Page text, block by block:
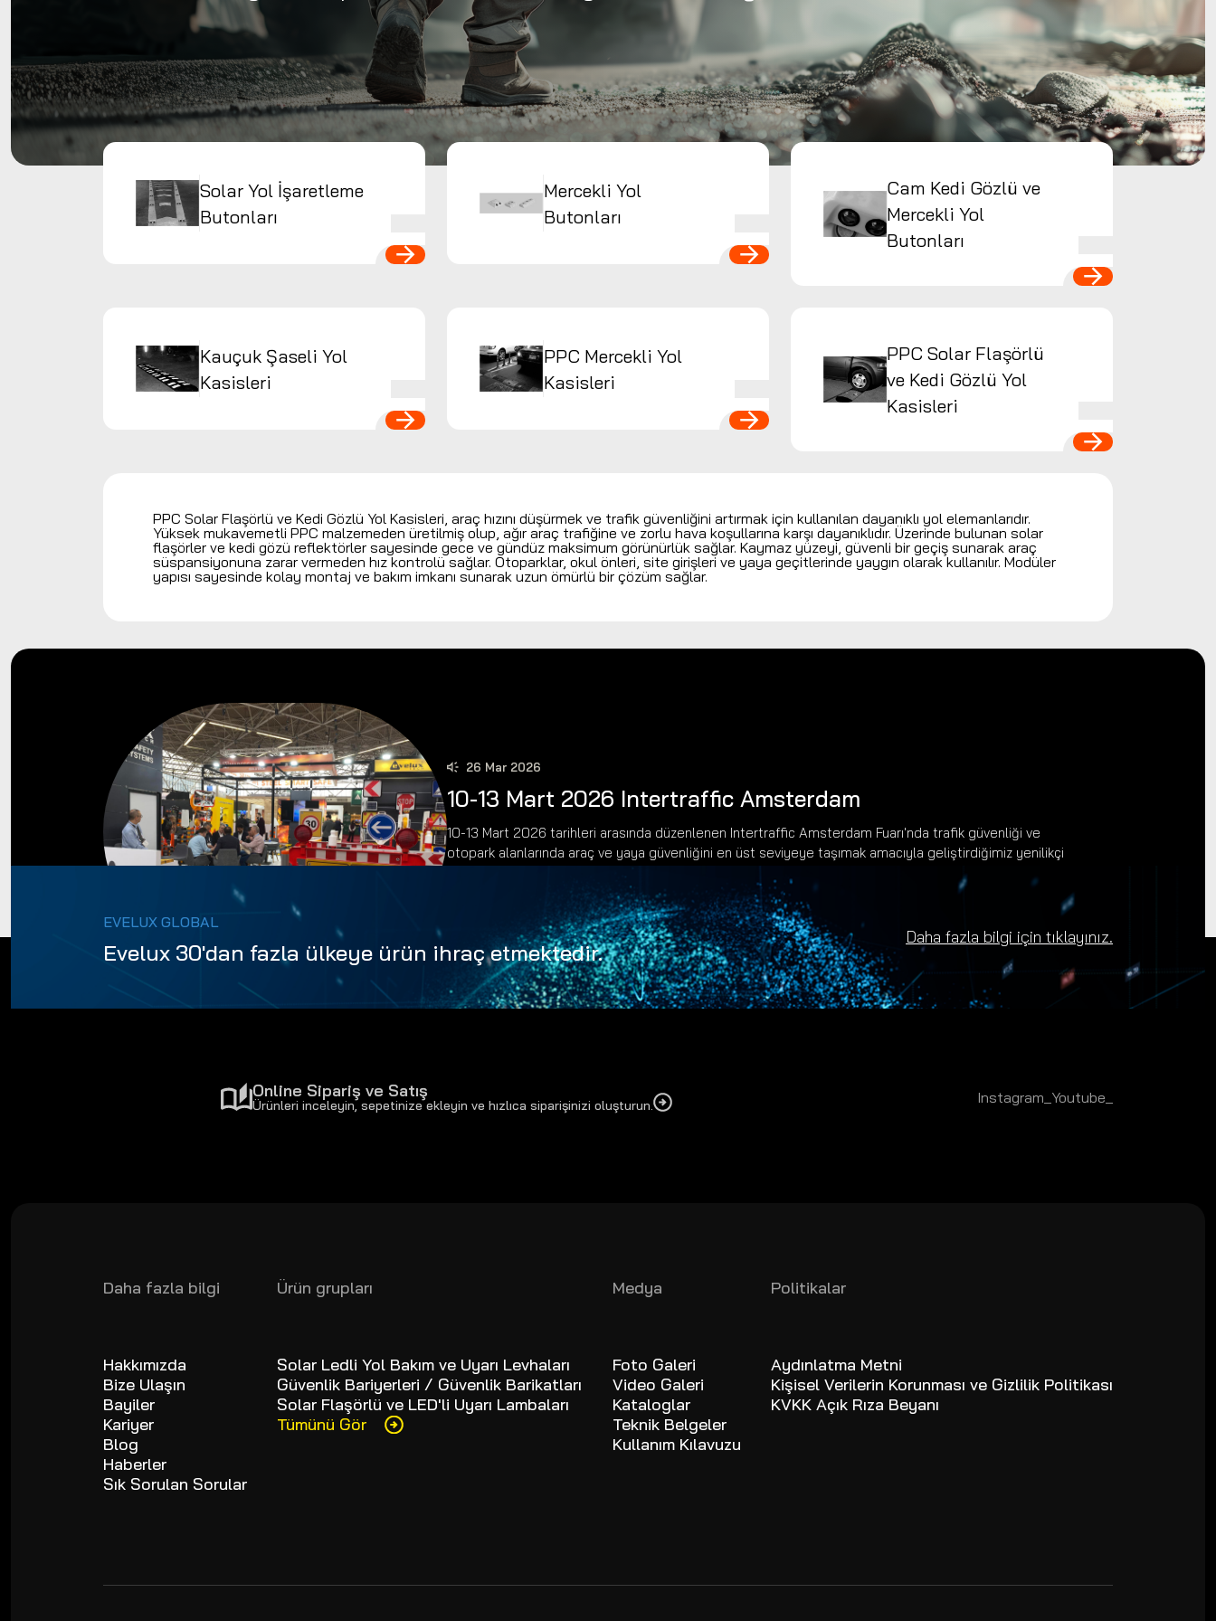
Solar Yol İşaretleme
Butonları
Mercekli Yol
Butonları
Cam Kedi Gözlü ve
Mercekli Yol
Butonları
Kauçuk Şaseli Yol
Kasisleri
PPC Mercekli Yol
Kasisleri
PPC Solar Flaşörlü
ve Kedi Gözlü Yol
Kasisleri
PPC Solar Flaşörlü ve Kedi Gözlü Yol Kasisleri, araç hızını düşürmek ve trafik güvenliğini artırmak için kullanılan dayanıklı yol elemanlarıdır.
Yüksek mukavemetli PPC malzemeden üretilmiş olup, ağır araç trafiğine ve zorlu hava koşullarına karşı dayanıklıdır. Üzerinde bulunan solar
flaşörler ve kedi gözü reflektörler sayesinde gece ve gündüz maksimum görünürlük sağlar. Kaymaz yüzeyi, güvenli bir geçiş sunarak araç
süspansiyonuna zarar vermeden hız kontrolü sağlar. Otoparklar, okul önleri, site girişleri ve yaya geçitlerinde yaygın olarak kullanılır. Modüler
yapısı sayesinde kolay montaj ve bakım imkanı sunarak uzun ömürlü bir çözüm sağlar.
26 Mar 2026
10-13 Mart 2026 Intertraffic Amsterdam
10-13 Mart 2026 tarihleri arasında düzenlenen Intertraffic Amsterdam Fuarı'nda trafik güvenliği ve
otopark alanlarında araç ve yaya güvenliğini en üst seviyeye taşımak amacıyla geliştirdiğimiz yenilikçi
çözümlerimizi fuar boyunca sergiledik. Standımızı ziyaret eden tüm misafirlerimize ve iş ortaklarımıza
EVELUX GLOBAL
Evelux 30'dan fazla ülkeye ürün ihraç etmektedir.
Daha fazla bilgi için tıklayınız.
Online Sipariş ve Satış
Ürünleri inceleyin, sepetinize ekleyin ve hızlıca siparişinizi oluşturun. Instagram_ Youtube_
Daha fazla bilgi
Hakkımızda
Bize Ulaşın
Bayiler
Kariyer
Blog
Haberler
Sık Sorulan Sorular
Ürün grupları
Solar Ledli Yol Bakım ve Uyarı Levhaları
Güvenlik Bariyerleri / Güvenlik Barikatları
Solar Flaşörlü ve LED'li Uyarı Lambaları
Tümünü Gör
Medya
Foto Galeri
Video Galeri
Kataloglar
Teknik Belgeler
Kullanım Kılavuzu
Politikalar
Aydınlatma Metni
Kişisel Verilerin Korunması ve Gizlilik Politikası
KVKK Açık Rıza Beyanı